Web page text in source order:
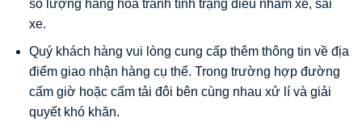
số lượng hàng hóa tránh tình trạng điều nhầm xe, sai
xe.
Quý khách hàng vui lòng cung cấp thêm thông tin về địa
điểm giao nhận hàng cụ thể. Trong trường hợp đường
cấm giờ hoặc cấm tải đôi bên cùng nhau xử lí và giải
quyết khó khăn.